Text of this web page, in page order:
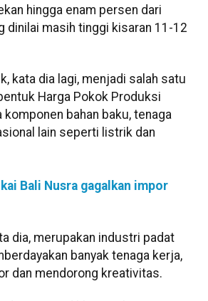
hingga enam persen dari
dinilai masih tinggi kisaran 11-12
kata dia lagi, menjadi salah satu
Harga Pokok Produksi
komponen bahan baku, tenaga
lain seperti listrik dan
Bali Nusra gagalkan impor
dia, merupakan industri padat
banyak tenaga kerja,
dan mendorong kreativitas.